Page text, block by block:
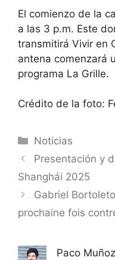
El comienzo de la
a las 3 p.m. Este
transmitirá Vivir en
antena comenzará
programa La Grille.
Crédito de la foto:
Categorías
Noticias
Presentación y
Shanghái 2025
Gabriel
prochaine fois
Paco Muñoz